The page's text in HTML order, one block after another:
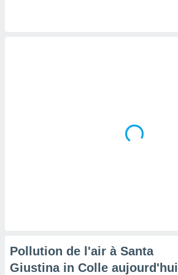
Pollution de l'air à Santa
Giustina in Colle aujourd'hui